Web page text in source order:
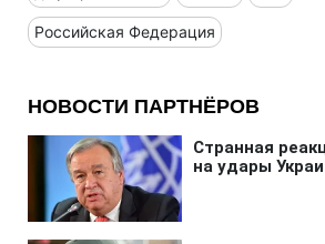
Российская Федерация